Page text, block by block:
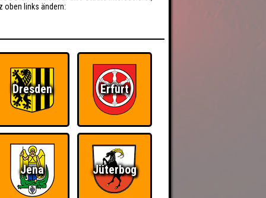
oben links ändern:
Dresden Erfurt
Jena Jüterbog